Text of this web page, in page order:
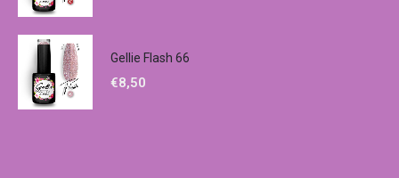
Gellie Flash 66
€8,50